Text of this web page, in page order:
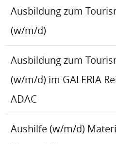
Ausbildung zum
(w/m/d)
Ausbildung zum
(w/m/d) im GALERIA
ADAC
Aushilfe (w/m/d)